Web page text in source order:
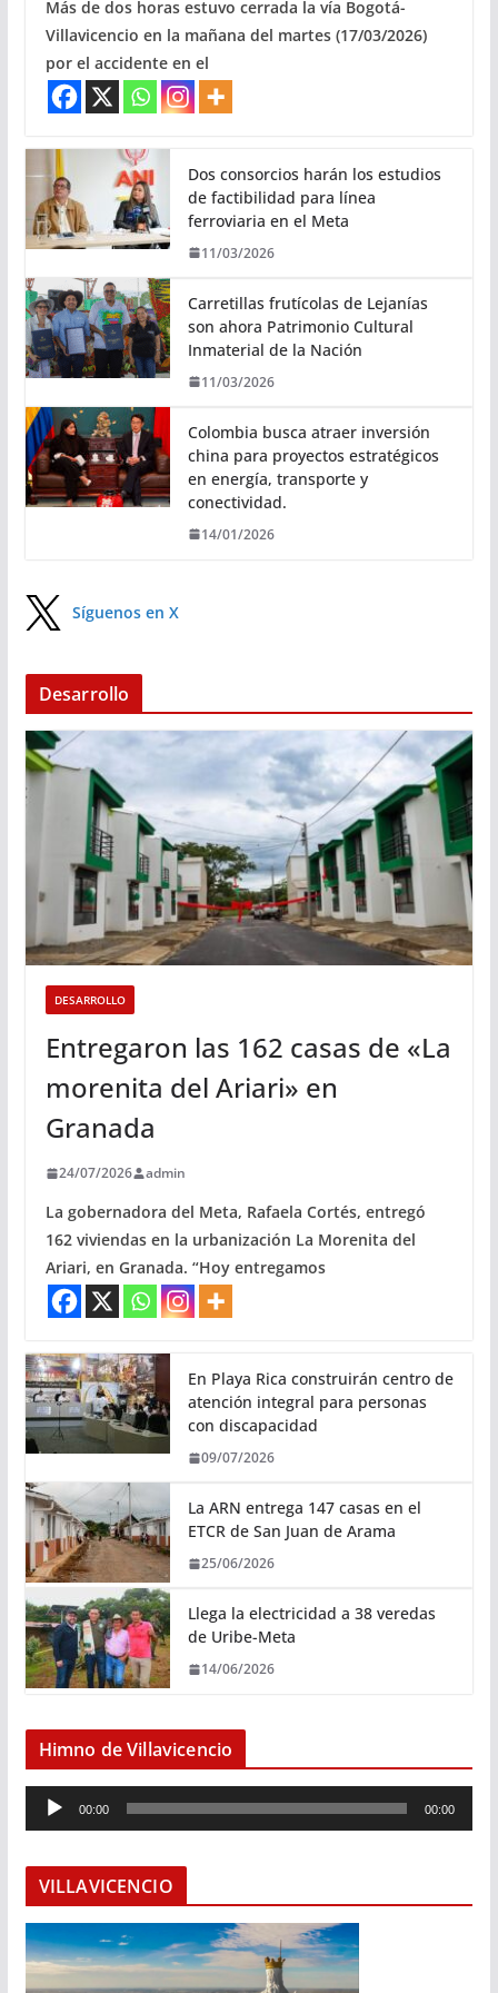
Más de dos horas estuvo cerrada la vía Bogotá-
Villavicencio en la mañana del martes (17/03/2026)
por el accidente en el
Dos consorcios harán los estudios
de factibilidad para línea
ferroviaria en el Meta
11/03/2026
Carretillas frutícolas de Lejanías
son ahora Patrimonio Cultural
Inmaterial de la Nación
11/03/2026
Colombia busca atraer inversión
china para proyectos estratégicos
en energía, transporte y
conectividad.
14/01/2026
Síguenos en X
Desarrollo
DESARROLLO
Entregaron las 162 casas de «La
morenita del Ariari» en
Granada
24/07/2026 admin
La gobernadora del Meta, Rafaela Cortés, entregó
162 viviendas en la urbanización La Morenita del
Ariari, en Granada. “Hoy entregamos
En Playa Rica construirán centro de
atención integral para personas
con discapacidad
09/07/2026
La ARN entrega 147 casas en el
ETCR de San Juan de Arama
25/06/2026
Llega la electricidad a 38 veredas
de Uribe-Meta
14/06/2026
Himno de Villavicencio
e
o
d
u
00:00 00:00
VILLAVICENCIO